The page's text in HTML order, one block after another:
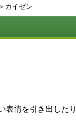
＞カイゼン
表情を引き出した